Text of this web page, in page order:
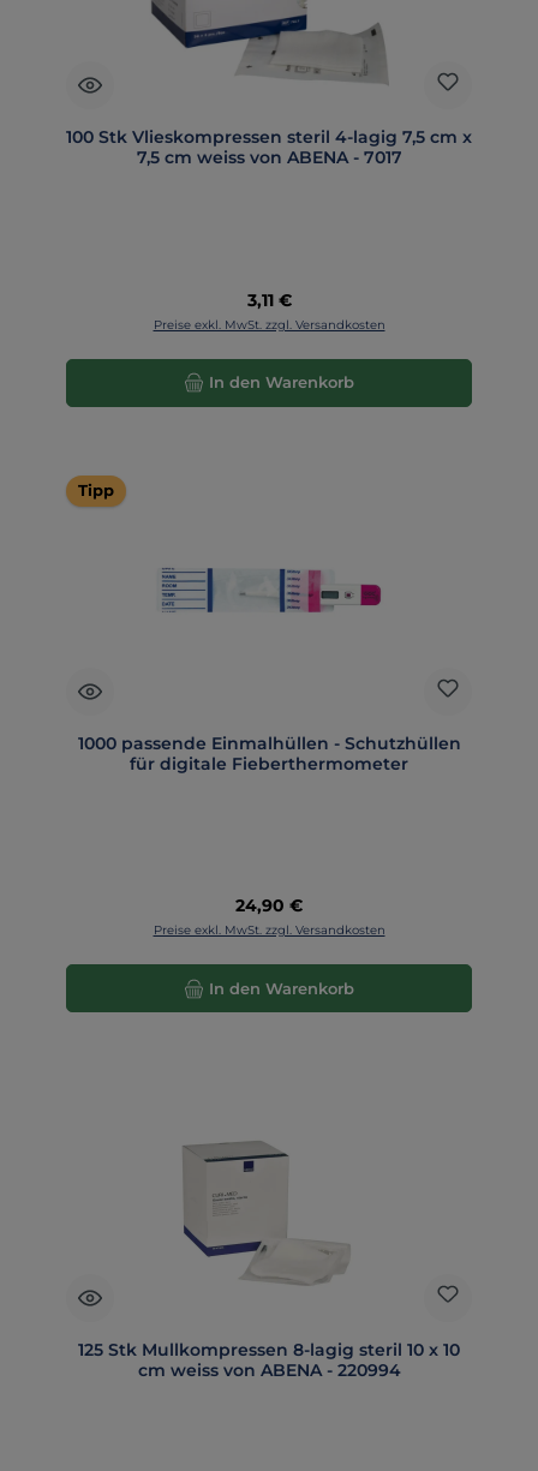
100 Stk Vlieskompressen steril 4-lagig 7,5 cm x
7,5 cm weiss von ABENA - 7017
Regulärer Preis:
3,11 €
Preise exkl. MwSt. zzgl. Versandkosten
In den Warenkorb
Tipp
1000 passende Einmalhüllen - Schutzhüllen
für digitale Fieberthermometer
Regulärer Preis:
24,90 €
Preise exkl. MwSt. zzgl. Versandkosten
In den Warenkorb
125 Stk Mullkompressen 8-lagig steril 10 x 10
cm weiss von ABENA - 220994